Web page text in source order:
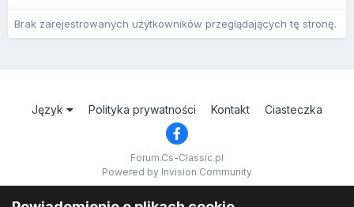
Brak zarejestrowanych użytkowników przeglądających tę stronę.
Język Polityka prywatności Kontakt Ciasteczka
Forum.Cs-Classic.pl
Powered by Invision Community